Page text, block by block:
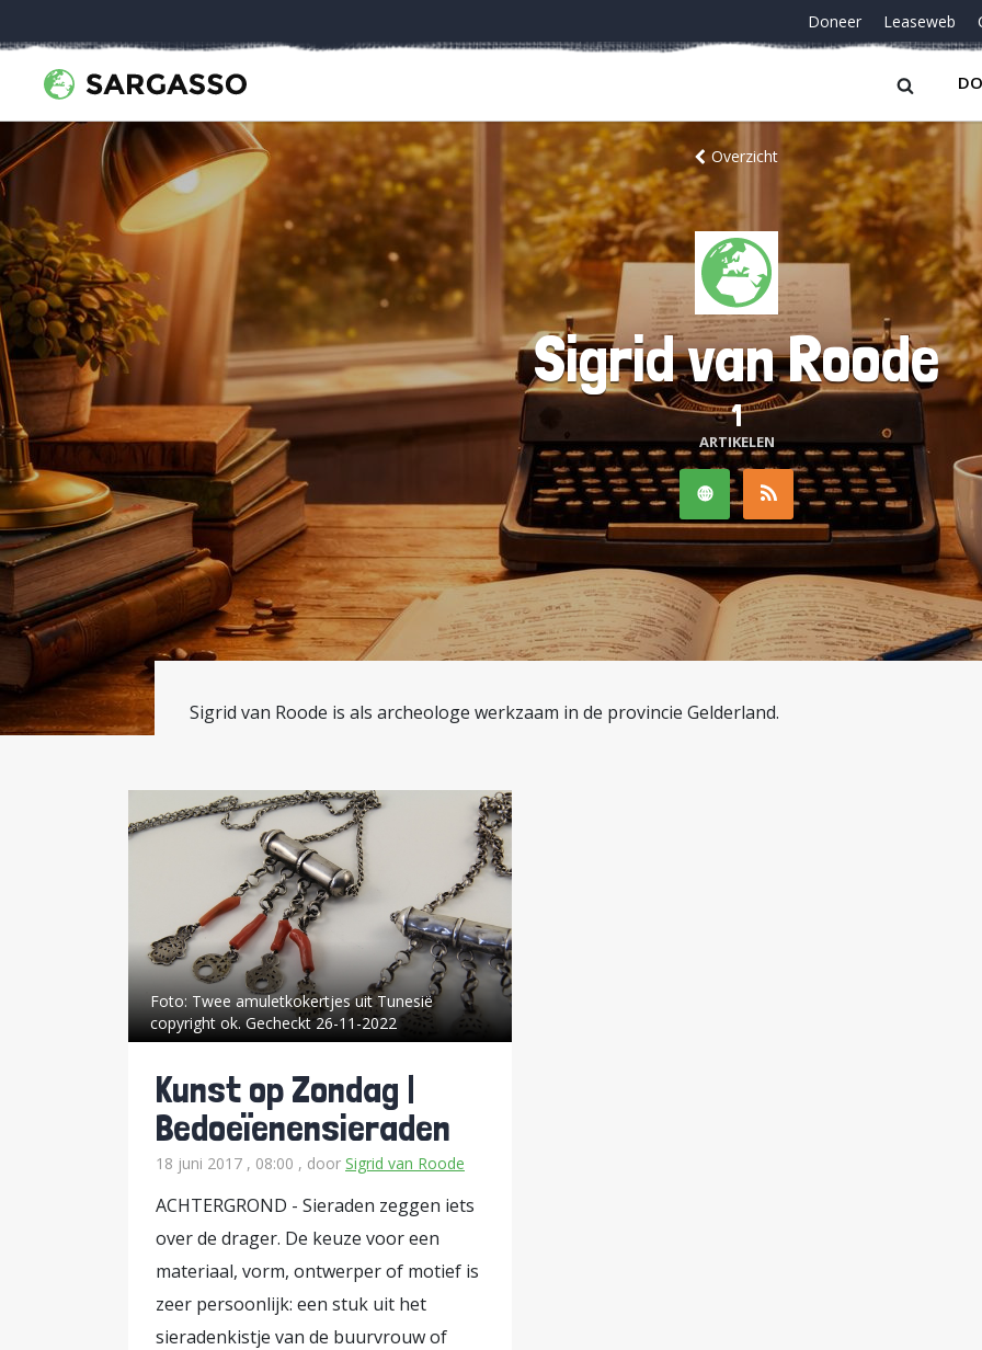
Doneer Leaseweb
Overzicht
Sigrid van Roode
1
ARTIKELEN
Sigrid van Roode is als archeologe werkzaam in de provincie Gelderland.
Foto:Twee amuletkokertjes uit Tunesië
copyright ok. Gecheckt 26-11-2022
Kunst op Zondag |
Bedoeïenensieraden
18 juni 2017 , 08:00 , door Sigrid van Roode
ACHTERGROND - Sieraden zeggen iets
over de drager. De keuze voor een
materiaal, vorm, ontwerper of motief is
zeer persoonlijk: een stuk uit het
sieradenkistje van de buurvrouw of